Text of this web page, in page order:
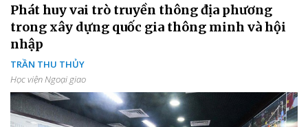
Phát huy vai trò truyền thông địa phương
trong xây dựng quốc gia thông minh và hội
nhập
TRẦN THU THỦY
Học viện Ngoại giao